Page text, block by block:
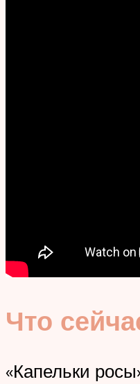
Что
«Капельки